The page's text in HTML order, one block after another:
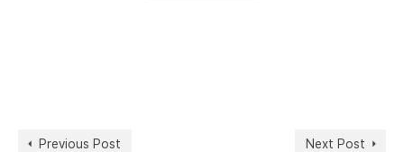
Previous Post Next Post